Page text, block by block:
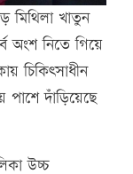
মিথিলা খাতুন
অংশ নিতে গিয়ে
চিকিৎসাধীন
পাশে দাঁড়িয়েছে
উচ্চ